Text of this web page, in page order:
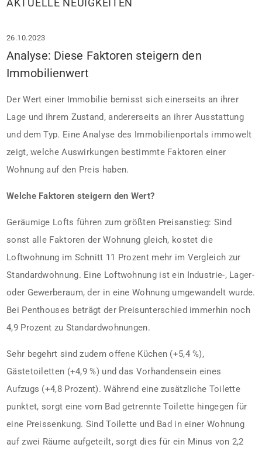
AKTUELLE NEUIGKEITEN
26.10.2023
Analyse: Diese Faktoren steigern den
Immobilienwert
Der Wert einer Immobilie bemisst sich einerseits an ihrer
Lage und ihrem Zustand, andererseits an ihrer Ausstattung
und dem Typ. Eine Analyse des Immobilienportals immowelt
zeigt, welche Auswirkungen bestimmte Faktoren einer
Wohnung auf den Preis haben.
Welche Faktoren steigern den Wert?
Geräumige Lofts führen zum größten Preisanstieg: Sind
sonst alle Faktoren der Wohnung gleich, kostet die
Loftwohnung im Schnitt 11 Prozent mehr im Vergleich zur
Standardwohnung. Eine Loftwohnung ist ein Industrie-, Lager-
oder Gewerberaum, der in eine Wohnung umgewandelt wurde.
Bei Penthouses beträgt der Preisunterschied immerhin noch
4,9 Prozent zu Standardwohnungen.
Sehr begehrt sind zudem offene Küchen (+5,4 %),
Gästetoiletten (+4,9 %) und das Vorhandensein eines
Aufzugs (+4,8 Prozent). Während eine zusätzliche Toilette
punktet, sorgt eine vom Bad getrennte Toilette hingegen für
eine Preissenkung. Sind Toilette und Bad in einer Wohnung
auf zwei Räume aufgeteilt, sorgt dies für ein Minus von 2,2